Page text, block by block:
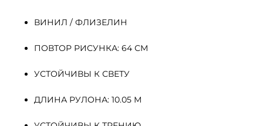
ВИНИЛ / ФЛИЗЕЛИН
ПОВТОР РИСУНКА: 64 СМ
УСТОЙЧИВЫ К СВЕТУ
ДЛИНА РУЛОНА: 10.05 М